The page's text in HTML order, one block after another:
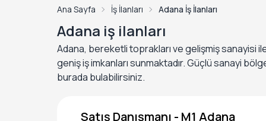
Ana Sayfa İş İlanları Adana İş İlanları
Adana iş ilanları
Adana, bereketli toprakları ve gelişmiş sanayisi
geniş iş imkanları sunmaktadır. Güçlü sanayi
burada bulabilirsiniz.
Satış Danışmanı - M1 Adana